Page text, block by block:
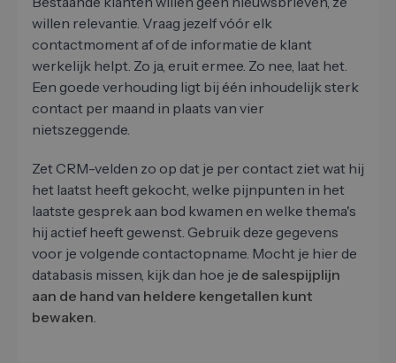
willen relevantie. Vraag jezelf vóór elk
contactmoment af of de informatie de klant
werkelijk helpt. Zo ja, eruit ermee. Zo nee, laat het.
Een goede verhouding ligt bij één inhoudelijk sterk
contact per maand in plaats van vier
nietszeggende.
Zet CRM-velden zo op dat je per contact ziet wat hij
het laatst heeft gekocht, welke pijnpunten in het
laatste gesprek aan bod kwamen en welke thema's
hij actief heeft gewenst. Gebruik deze gegevens
voor je volgende contactopname. Mocht je hier de
databasis missen, kijk dan hoe je de salespijplijn
aan de hand van heldere kengetallen kunt
bewaken.